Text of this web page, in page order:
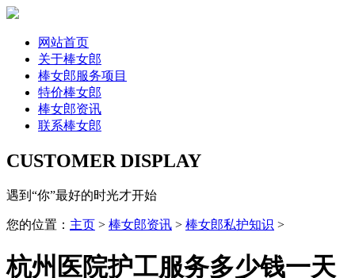
网站首页
关于棒女郎
棒女郎服务项目
特价棒女郎
棒女郎资讯
联系棒女郎
CUSTOMER DISPLAY
遇到“你”最好的时光才开始
您的位置： 主页 > 棒女郎资讯 > 棒女郎私护知识 >
杭州医院护工服务多少钱一天